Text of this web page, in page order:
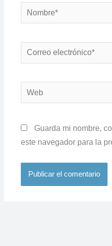
Nombre*
Correo
electrónico*
Web
Guarda mi nombre,
este navegador para la